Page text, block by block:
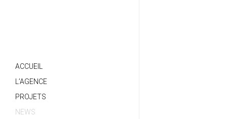
ACCUEIL
L’AGENCE
PROJETS
NEWS